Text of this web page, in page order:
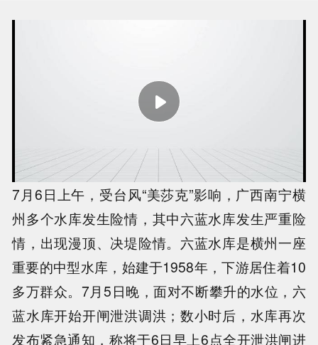
7月6日上午，受台风“美莎克”影响，广西南宁横
州多个水库发生险情，其中六蓝水库发生严重险
情，出现漫顶、决堤险情。六蓝水库是横州一座
重要的中型水库，始建于1958年，下游居住着10
多万群众。7月5日晚，面对不断攀升的水位，六
蓝水库开始开闸泄洪调洪；数小时后，水库再次
发布紧急通知，称将于6日早上6点全开泄洪闸进